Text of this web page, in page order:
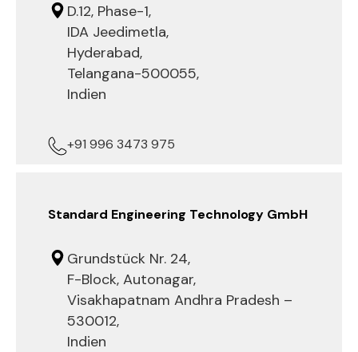
D.12, Phase-1,
IDA Jeedimetla,
Hyderabad,
Telangana-500055,
Indien
+91 996 3473 975
Standard Engineering Technology GmbH
Grundstück Nr. 24,
F-Block, Autonagar,
Visakhapatnam Andhra Pradesh –
530012,
Indien